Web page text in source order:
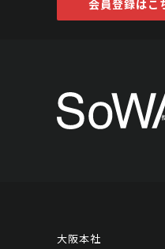
会員登録はこ
大阪本社